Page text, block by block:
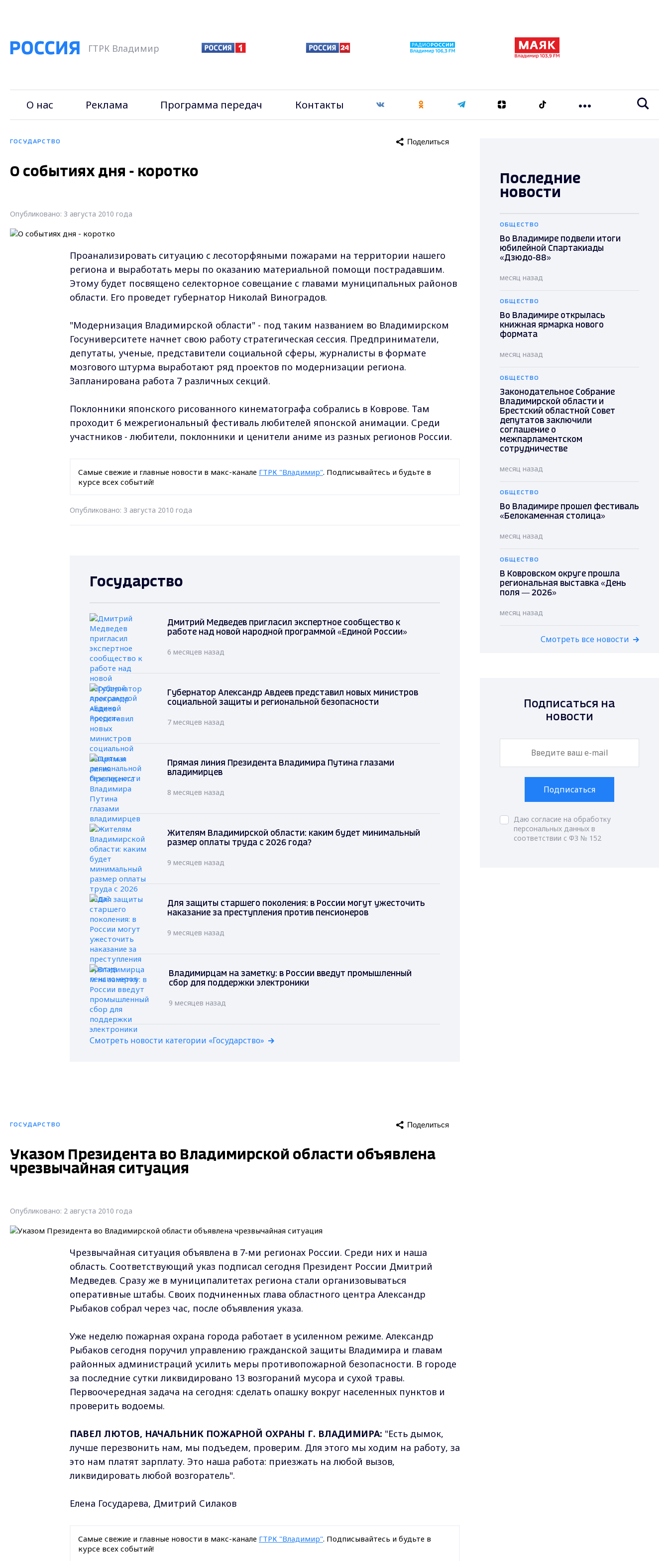
ГТРК Владимир
О нас Реклама Программа передач Контакты
ГОСУДАРСТВО Поделиться
О событиях дня - коротко
Опубликовано: 3 августа 2010 года
Проанализировать ситуацию с лесоторфяными пожарами на территории нашего
региона и выработать меры по оказанию материальной помощи пострадавшим.
Этому будет посвящено селекторное совещание с главами муниципальных районов
области. Его проведет губернатор Николай Виноградов.
"Модернизация Владимирской области" - под таким названием во Владимирском
Госуниверситете начнет свою работу стратегическая сессия. Предприниматели,
депутаты, ученые, представители социальной сферы, журналисты в формате
мозгового штурма выработают ряд проектов по модернизации региона.
Запланирована работа 7 различных секций.
Поклонники японского рисованного кинематографа собрались в Коврове. Там
проходит 6 межрегиональный фестиваль любителей японской анимации. Среди
участников - любители, поклонники и ценители аниме из разных регионов России.
Самые свежие и главные новости в макс-канале ГТРК "Владимир". Подписывайтесь и будьте в
курсе всех событий!
Опубликовано: 3 августа 2010 года
Государство
Дмитрий Медведев пригласил экспертное сообщество к
работе над новой народной программой «Единой России»
6 месяцев назад
Губернатор Александр Авдеев представил новых министров
социальной защиты и региональной безопасности
7 месяцев назад
Прямая линия Президента Владимира Путина глазами
владимирцев
8 месяцев назад
Жителям Владимирской области: каким будет минимальный
размер оплаты труда с 2026 года?
9 месяцев назад
Для защиты старшего поколения: в России могут ужесточить
наказание за преступления против пенсионеров
9 месяцев назад
Владимирцам на заметку: в России введут промышленный
сбор для поддержки электроники
9 месяцев назад
Смотреть новости категории «Государство»
ГОСУДАРСТВО Поделиться
Указом Президента во Владимирской области объявлена
чрезвычайная ситуация
Опубликовано: 2 августа 2010 года
Чрезвычайная ситуация объявлена в 7-ми регионах России. Среди них и наша
область. Соответствующий указ подписал сегодня Президент России Дмитрий
Медведев. Сразу же в муниципалитетах региона стали организовываться
оперативные штабы. Своих подчиненных глава областного центра Александр
Рыбаков собрал через час, после объявления указа.
Уже неделю пожарная охрана города работает в усиленном режиме. Александр
Рыбаков сегодня поручил управлению гражданской защиты Владимира и главам
районных администраций усилить меры противопожарной безопасности. В городе
за последние сутки ликвидировано 13 возгораний мусора и сухой травы.
Первоочередная задача на сегодня: сделать опашку вокруг населенных пунктов и
проверить водоемы.
ПАВЕЛ ЛЮТОВ, НАЧАЛЬНИК ПОЖАРНОЙ ОХРАНЫ Г. ВЛАДИМИРА: "Есть дымок,
лучше перезвонить нам, мы подъедем, проверим. Для этого мы ходим на работу, за
это нам платят зарплату. Это наша работа: приезжать на любой вызов,
ликвидировать любой возгоратель".
Елена Государева, Дмитрий Силаков
Самые свежие и главные новости в макс-канале ГТРК "Владимир". Подписывайтесь и будьте в
курсе всех событий!
Последние
новости
ОБЩЕСТВО
Во Владимире подвели итоги
юбилейной Спартакиады
«Дзюдо-88»
месяц назад
ОБЩЕСТВО
Во Владимире открылась
книжная ярмарка нового
формата
месяц назад
ОБЩЕСТВО
Законодательное Собрание
Владимирской области и
Брестский областной Совет
депутатов заключили
соглашение о
межпарламентском
сотрудничестве
месяц назад
ОБЩЕСТВО
Во Владимире прошел фестиваль
«Белокаменная столица»
месяц назад
ОБЩЕСТВО
В Ковровском округе прошла
региональная выставка «День
поля — 2026»
месяц назад
Смотреть все новости
Подписаться на
новости
Подписаться
Даю согласие на обработку
персональных данных в
соответствии с ФЗ № 152